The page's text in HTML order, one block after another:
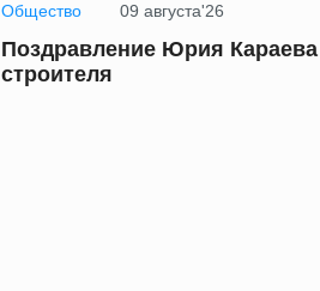
Общество 09 августа'26
Поздравление Юрия
строителя